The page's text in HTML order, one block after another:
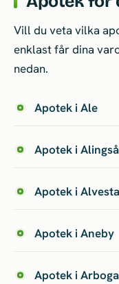
skiljer sig
aktuellt pris
Vill du veta vilka
enklast får dina
nedan.
Apotek i Ale
Apotek i
Apotek i Alvesta
Apotek i Aneby
Apotek i Arboga